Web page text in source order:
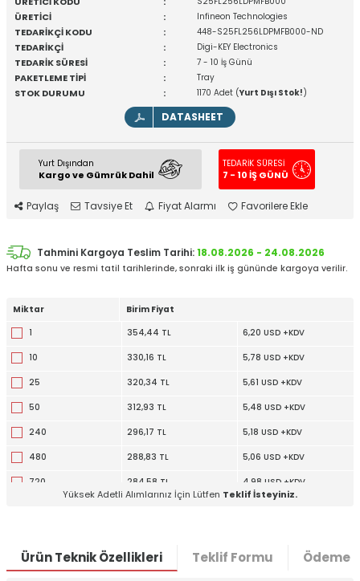
ÜRETİCİ : Infineon Technologies
TEDARİKÇİ KODU : 448-S25FL256LDPMFB000-ND
TEDARİKÇİ : Digi-KEY Electronics
TEDARİK SÜRESİ : 7 - 10 İş Günü
PAKETLEME TİPİ : Tray
STOK DURUMU : 1170 Adet (Yurt Dışı Stok!)
DATASHEET
Yurt Dışından
Kargo ve Gümrük Dahil
TEDARİK SÜRESİ
7 - 10 İŞ GÜNÜ
Paylaş Tavsiye Et Fiyat Alarmı Favorilere Ekle
Tahmini Kargoya Teslim Tarihi:18.08.2026 - 24.08.2026
Hafta sonu ve resmi tatil tarihlerinde, sonraki ilk iş gününde kargoya verilir.
Miktar
Birim Fiyat
1
354,44 TL 6,20 USD +KDV
10 330,16 TL 5,78 USD +KDV
25 320,34 TL 5,61 USD +KDV
50 312,93 TL 5,48 USD +KDV
240 296,17 TL 5,18 USD +KDV
480 288,83 TL 5,06 USD +KDV
720 284,58 TL 4,98 USD +KDV
Yüksek Adetli Alımlarınız İçin Lütfen Teklif İsteyiniz.
Ürün Teknik Özellikleri Teklif Formu Ödeme